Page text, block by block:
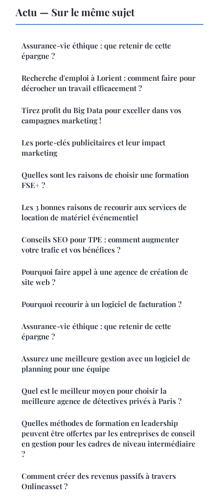
Actu — Sur le même sujet
Assurance-vie éthique : que retenir de cette
épargne ?
Recherche d'emploi à Lorient : comment faire pour
décrocher un travail efficacement ?
Tirez profit du Big Data pour exceller dans vos
campagnes marketing !
Les porte-clés publicitaires et leur impact
marketing
Quelles sont les raisons de choisir une formation
FSE+ ?
Les 3 bonnes raisons de recourir aux services de
location de matériel événementiel
Conseils SEO pour TPE : comment augmenter
votre trafic et vos bénéfices ?
Pourquoi faire appel à une agence de création de
site web ?
Pourquoi recourir à un logiciel de facturation ?
Assurance-vie éthique : que retenir de cette
épargne ?
Assurez une meilleure gestion avec un logiciel de
planning pour une équipe
Quel est le meilleur moyen pour choisir la
meilleure agence de détectives privés à Paris ?
Quelles méthodes de formation en leadership
peuvent être offertes par les entreprises de conseil
en gestion pour les cadres de niveau intermédiaire
?
Comment créer des revenus passifs à travers
Onlineasset ?